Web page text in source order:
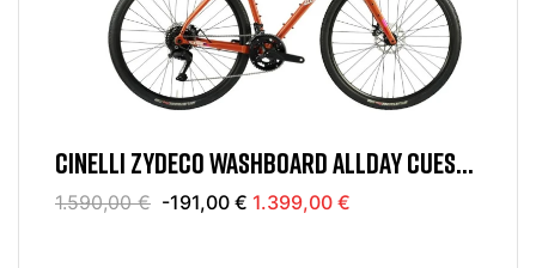
CINELLI ZYDECO WASHBOARD ALLDAY CUES
2X9V
1.590,00 € -191,00 € 1.399,00 €